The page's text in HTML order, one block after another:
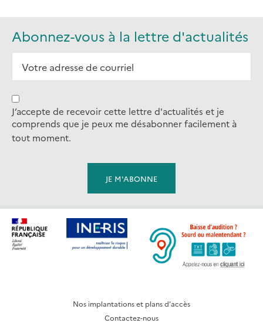
Abonnez-vous à la lettre d'actualités
J’accepte de recevoir cette lettre d'actualités et je
comprends que je peux me désabonner facilement à
tout moment.
Nos implantations et plans d’accès
Contactez-nous